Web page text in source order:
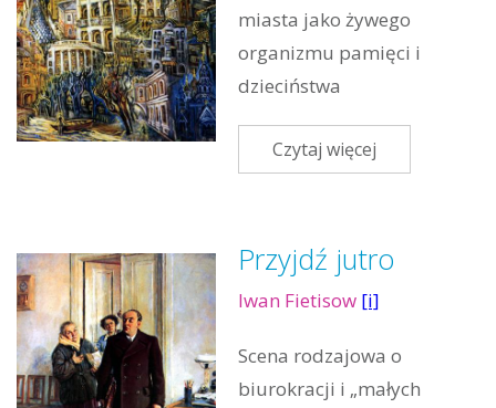
miasta jako żywego
organizmu pamięci i
dzieciństwa
Czytaj więcej
Przyjdź jutro
Iwan Fietisow [i]
Scena rodzajowa o
biurokracji i „małych